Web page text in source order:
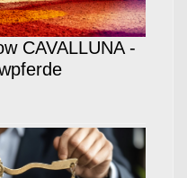
CAVALLUNA -